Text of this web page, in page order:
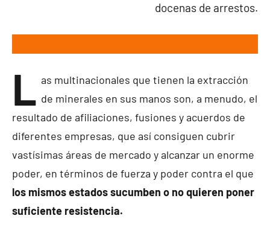
docenas de arrestos.
L as multinacionales que tienen la extracción
de minerales en sus manos son, a menudo, el
resultado de afiliaciones, fusiones y acuerdos de
diferentes empresas, que así consiguen cubrir
vastísimas áreas de mercado y alcanzar un enorme
poder, en términos de fuerza y poder contra el que
los mismos estados sucumben o no quieren poner
suficiente resistencia.